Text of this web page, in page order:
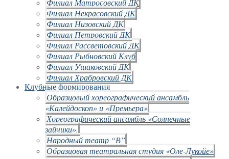
Филиал Матросовский ДК
Филиал Некрасовский ДК
Филиал Низовский ДК
Филиал Петровский ДК
Филиал Рассветовский ДК
Филиал Рыбновский Клуб
Филиал Ушаковский ДК
Филиал Храбровский ДК
Клубные формирования
Образцовый хореографический ансамбль
«Калейдоскоп» и «Премьера»
Хореографический ансамбль «Солнечные
зайчики».
Народный театр “В”
Образцовая театральная студия «Оле-Лукойе»